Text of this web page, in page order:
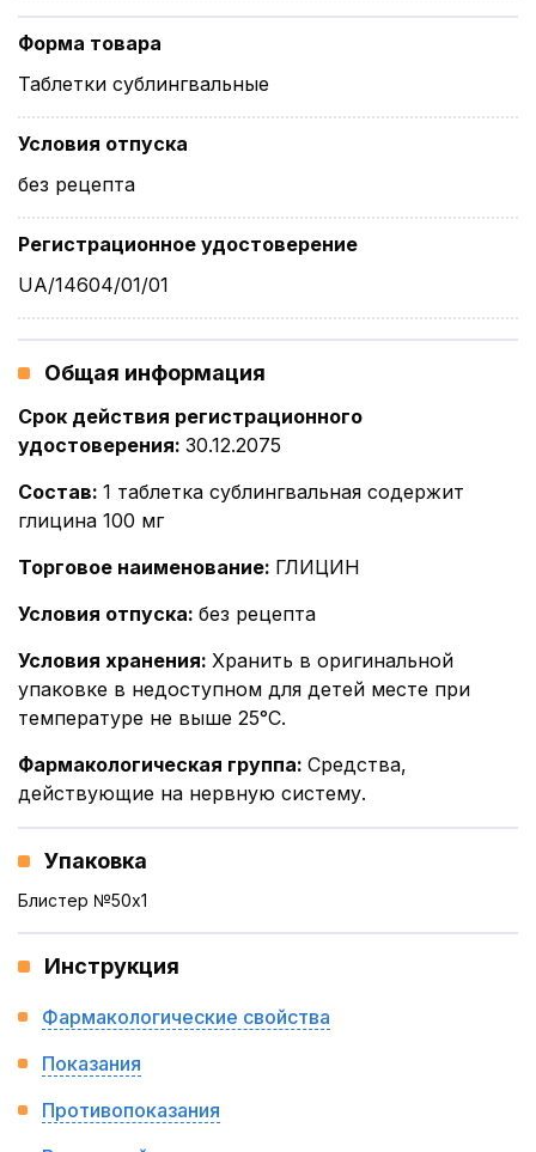
Форма товара
Таблетки сублингвальные
Условия отпуска
без рецепта
Регистрационное удостоверение
UA/14604/01/01
Общая информация
Срок действия регистрационного
удостоверения: 30.12.2075
Состав: 1 таблетка сублингвальная содержит
глицина 100 мг
Торговое наименование: ГЛИЦИН
Условия отпуска: без рецепта
Условия хранения: Хранить в оригинальной
упаковке в недоступном для детей месте при
температуре не выше 25°С.
Фармакологическая группа: Средства,
действующие на нервную систему.
Упаковка
Блистер №50x1
Инструкция
Фармакологические свойства
Показания
Противопоказания